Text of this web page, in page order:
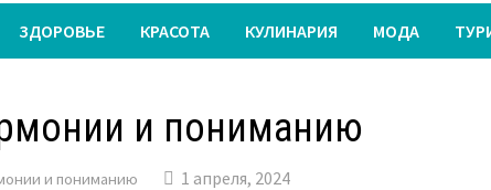
ЗДОРОВЬЕ КРАСОТА КУЛИНАРИЯ МОДА
и пониманию
и пониманию 1 апреля, 2024